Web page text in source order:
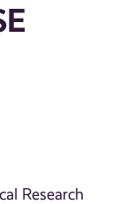
Research